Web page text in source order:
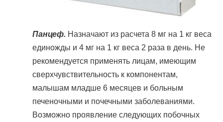
Панцеф. Назначают из расчета 8 мг на 1 кг веса
единожды и 4 мг на 1 кг веса 2 раза в день. Не
рекомендуется применять лицам, имеющим
сверхчувствительность к компонентам,
малышам младше 6 месяцев и больным
печеночными и почечными заболеваниями.
Возможно проявление следующих побочных